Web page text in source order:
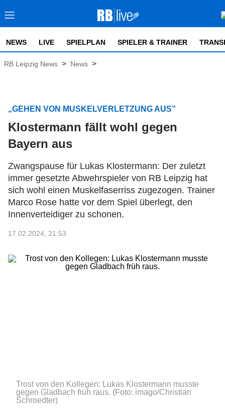
NEWS LIVE SPIELPLAN SPIELER & TRAINER
RB Leipzig News > News >
„GEHEN VON MUSKELVERLETZUNG AUS”
Klostermann fällt wohl gegen
Bayern aus
Zwangspause für Lukas Klostermann: Der zuletzt
immer gesetzte Abwehrspieler von RB Leipzig hat
sich wohl einen Muskelfaserriss zugezogen. Trainer
Marco Rose hatte vor dem Spiel überlegt, den
Innenverteidiger zu schonen.
17.02.2024, 21:53
Trost von den Kollegen: Lukas Klostermann musste
gegen Gladbach früh raus. (Foto: imago/Christian
Schroedter)